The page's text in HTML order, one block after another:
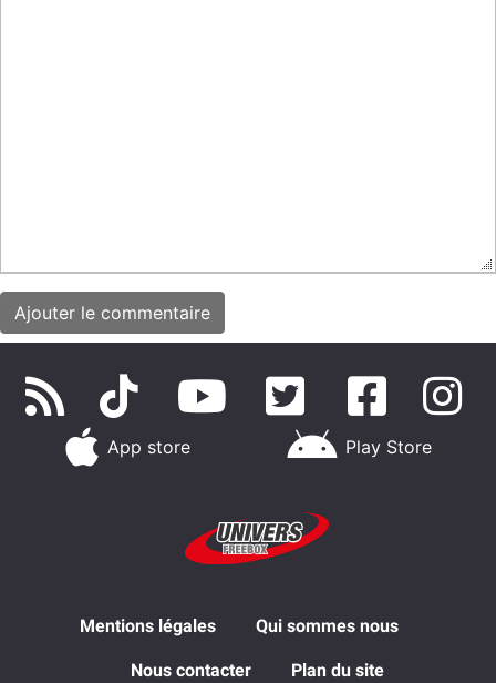
App store Play Store
Mentions légales Qui sommes nous
Nous contacter Plan du site